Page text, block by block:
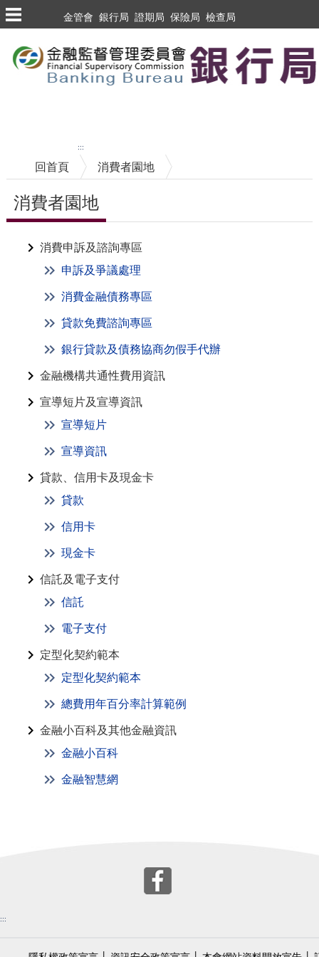
金管會 銀行局 證期局 保險局 檢查局
:::
回首頁 消費者園地
消費者園地
消費申訴及諮詢專區
申訴及爭議處理
消費金融債務專區
貸款免費諮詢專區
銀行貸款及債務協商勿假手代辦
金融機構共通性費用資訊
宣導短片及宣導資訊
宣導短片
宣導資訊
貸款、信用卡及現金卡
貸款
信用卡
現金卡
信託及電子支付
信託
電子支付
定型化契約範本
定型化契約範本
總費用年百分率計算範例
金融小百科及其他金融資訊
金融小百科
金融智慧網
:::